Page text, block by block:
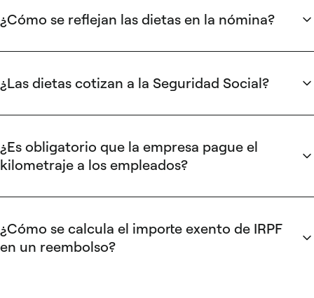
trabajo en la nómina del empleado.
¿Cómo se reflejan las dietas en la nómina?
separado en la nómina, sin retención de IRPF ni cotización a
exento es de 0,26 €/km. Los importes que superan esos
¿Las dietas cotizan a la Seguridad Social?
para kilometraje, 53,34 €/día y 26,67 €/día para dietas)
quedan excluidos de la base de cotización.
¿Es obligatorio que la empresa pague el
kilometraje a los empleados?
depende de lo establecido en el convenio colectivo o en el
reembolsar a 0,26 €/km, alineándose con la tarifa exenta de
la AEAT.
¿Cómo se calcula el importe exento de IRPF
en un reembolso?